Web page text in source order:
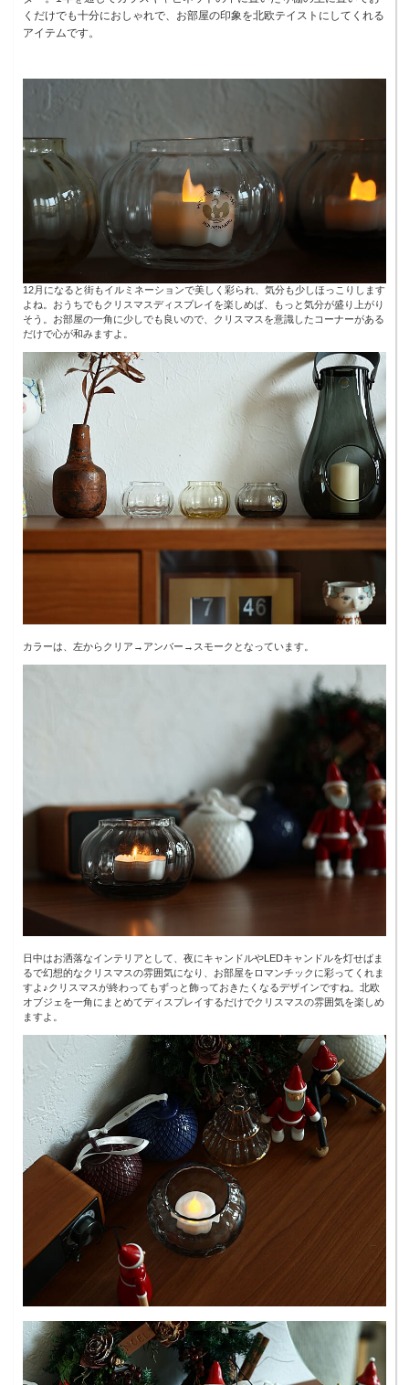
くだけでも十分におしゃれで、お部屋の印象を北欧テイストにしてくれる
アイテムです。
12月になると街もイルミネーションで美しく彩られ、気分も少しほっこりします
よね。おうちでもクリスマスディスプレイを楽しめば、もっと気分が盛り上がり
そう。お部屋の一角に少しでも良いので、クリスマスを意識したコーナーがある
だけで心が和みますよ。
カラーは、左からクリア→アンバー→スモークとなっています。
日中はお洒落なインテリアとして、夜にキャンドルやLEDキャンドルを灯せばま
るで幻想的なクリスマスの雰囲気になり、お部屋をロマンチックに彩ってくれま
すよ♪クリスマスが終わってもずっと飾っておきたくなるデザインですね。北欧
オブジェを一角にまとめてディスプレイするだけでクリスマスの雰囲気を楽しめ
ますよ。